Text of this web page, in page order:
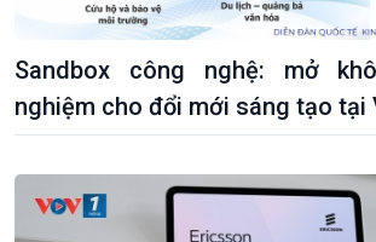
Sandbox công nghệ: mở
nghiệm cho đổi mới sáng tạo tại